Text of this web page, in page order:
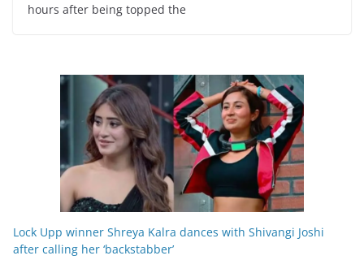
hours after being topped the
Lock Upp winner Shreya Kalra dances with Shivangi Joshi
after calling her ‘backstabber’